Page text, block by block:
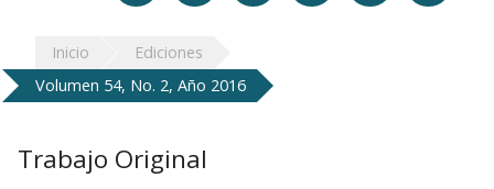
Inicio
Ediciones
Volumen 54, No. 2, Año 2016
Trabajo Original